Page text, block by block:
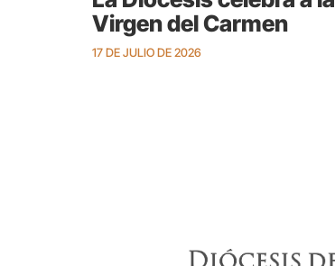
Virgen del Carmen
17 DE JULIO DE 2026